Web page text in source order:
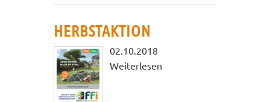
HERBSTAKTION
02.10.2018
Weiterlesen